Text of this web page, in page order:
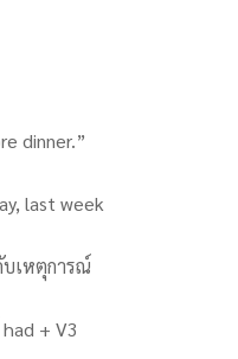
dinner.”
last week
บเหตุการณ์
+ V3